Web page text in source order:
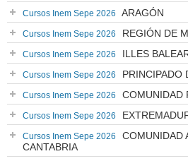
Cursos Inem Sepe 2026 ARAGÓN
Cursos Inem Sepe 2026 REGIÓN DE
Cursos Inem Sepe 2026 ILLES
Cursos Inem Sepe 2026 PRINCIPADO
Cursos Inem Sepe 2026 COMUNIDAD
Cursos Inem Sepe 2026
Cursos Inem Sepe 2026
COMUNIDAD
CANTABRIA